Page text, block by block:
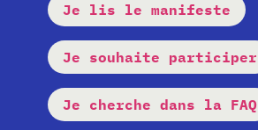
Je lis le manifeste
Je souhaite participer
Je cherche dans la FAQ